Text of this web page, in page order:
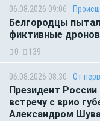
06.08.2026 09:06
Белгородцы
фиктивные
0 139
06.08.2026 08:30 От
Президент
встречу с врио
Александром